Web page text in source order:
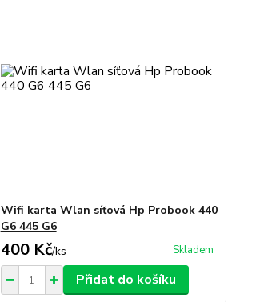
Wifi karta Wlan síťová Hp Probook 440
G6 445 G6
400 Kč/ks Skladem
Přidat do košíku